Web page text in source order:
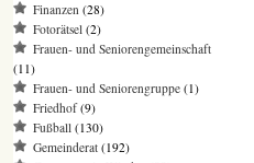
Finanzen (28)
Fotorätsel (2)
Frauen- und Seniorengemeinschaft
(11)
Frauen- und Seniorengruppe (1)
Friedhof(9)
Fußball (130)
Gemeinderat (192)